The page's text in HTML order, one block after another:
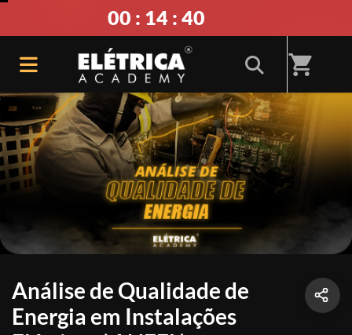
shopping_cart
00 : 14 : 40
Análise de Qualidade de
Energia em Instalações